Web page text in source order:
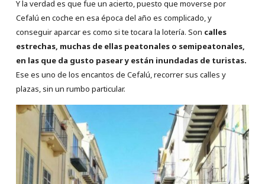
Y la verdad es que fue un acierto, puesto que moverse por
Cefalú en coche en esa época del año es complicado, y
conseguir aparcar es como si te tocara la lotería. Son calles
estrechas, muchas de ellas peatonales o semipeatonales,
en las que da gusto pasear y están inundadas de turistas.
Ese es uno de los encantos de Cefalú, recorrer sus calles y
plazas, sin un rumbo particular.